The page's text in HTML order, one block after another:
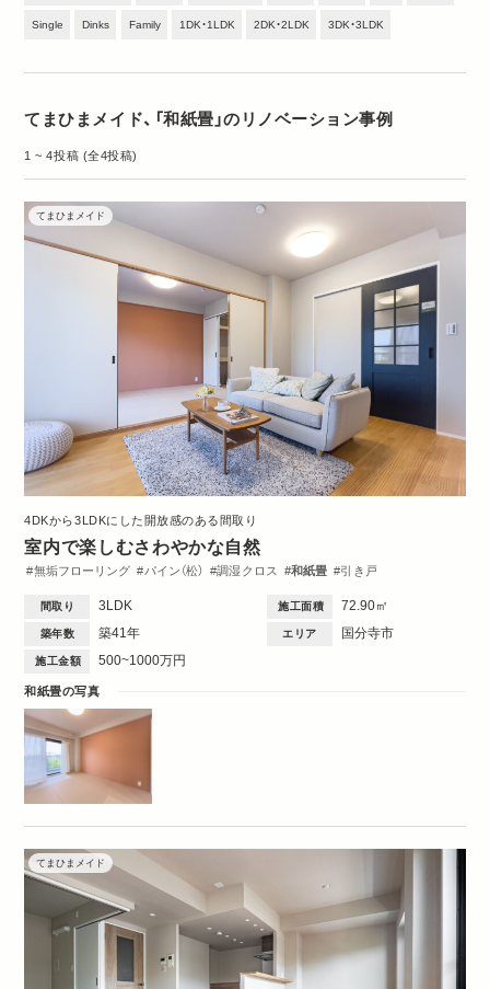
Single Dinks Family 1DK・1LDK 2DK・2LDK 3DK・3LDK
てまひまメイド、「和紙畳」のリノベーション事例
1 ~ 4投稿 (全4投稿)
てまひまメイド
4DKから3LDKにした開放感のある間取り
室内で楽しむさわやかな自然
無垢フローリング パイン（松） 調湿クロス 和紙畳
引き戸
間取図
間取り 3LDK 施工面積 72.90㎡
築年数 築41年 エリア 国分寺市
施工金額 500~1000万円
和紙畳の写真
てまひまメイド